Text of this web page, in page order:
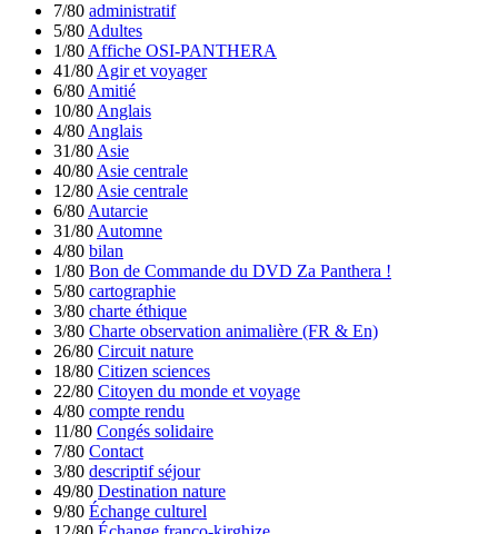
7/80 administratif
5/80 Adultes
1/80 Affiche OSI-PANTHERA
41/80 Agir et voyager
6/80 Amitié
10/80 Anglais
4/80 Anglais
31/80 Asie
40/80 Asie centrale
12/80 Asie centrale
6/80 Autarcie
31/80 Automne
4/80 bilan
1/80 Bon de Commande du DVD Za Panthera !
5/80 cartographie
3/80 charte éthique
3/80 Charte observation animalière (FR & En)
26/80 Circuit nature
18/80 Citizen sciences
22/80 Citoyen du monde et voyage
4/80 compte rendu
11/80 Congés solidaire
7/80 Contact
3/80 descriptif séjour
49/80 Destination nature
9/80 Échange culturel